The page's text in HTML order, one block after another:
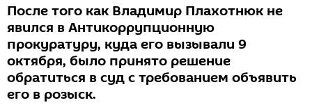
После того как Владимир Плахотнюк не
явился в Антикоррупционную
прокуратуру, куда его вызывали 9
октября, было принято решение
обратиться в суд с требованием объявить
его в розыск.